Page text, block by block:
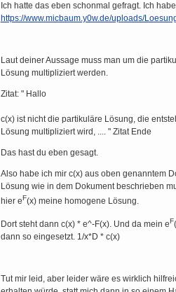
Ich hatte das eben schonmal gefragt. Ich
https://www.micbaum.y0w.de/uploads/
Laut deiner Aussage muss man um die
Lösung multipliziert werden.
Zitat: " Hallo
c(x) ist nicht die partikuläre Lösung, die
Lösung multipliziert wird, .... " Zitat Ende
Das hast du eben gesagt.
Also habe ich mir c(x) aus oben genanntem
Lösung wie in dem Dokument beschrieben
hier eF(x) meine homogene Lösung.
Dort steht dann c(x) * e^-F(x). Und da mein eF
dann so eingesetzt. 1/x*D * c(x)
Tut mir leid, aber leider wäre es wirklich